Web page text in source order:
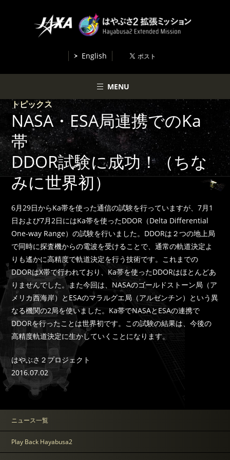
English
MENU
トピックス
NASA・ESA局連携でのKa
帯
DDOR試験に成功！（ちな
みに世界初）
6月29日からKa帯を使った通信の試験を行っていますが、7月1
日および7月2日にはKa帯を使ったDDOR（Delta Differential
One-way Range）の試験を行いました。DDORは２つの地上局
で同時に探査機からの電波を受けることで、通常の軌道決定よ
りも遙かに高精度で軌道決定を行う技術です。これまでの
DDORはX帯で行われており、Ka帯を使ったDDORはほとんどあ
りませんでした。また今回は、NASAのゴールドストーン局（ア
メリカ西海岸）とESAのマラルグエ局（アルゼンチン）という異
なる機関の2局を使いました。Ka帯でNASAとESAの連携で
DDORを行ったことは世界初です。この試験の結果は、今後の
高精度軌道決定に生かしていくことになります。
はやぶさ２プロジェクト
2016.07.02
ニュース一覧
Play Back Hayabusa2